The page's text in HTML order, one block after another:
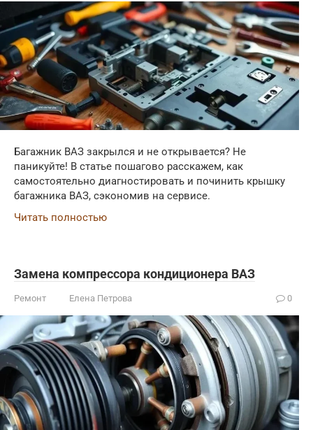
Багажник ВАЗ закрылся и не открывается? Не
паникуйте! В статье пошагово расскажем, как
самостоятельно диагностировать и починить крышку
багажника ВАЗ, сэкономив на сервисе.
Читать полностью
Замена компрессора кондиционера ВАЗ
Ремонт Елена Петрова 0